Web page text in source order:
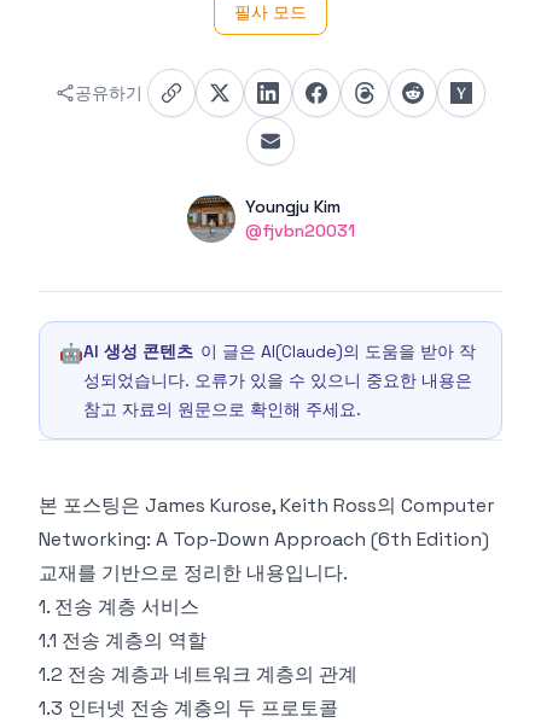
필사 모드
공유하기
Name
Youngju Kim
Twitter
@fjvbn20031
🤖AI 생성 콘텐츠 이 글은 AI(Claude)의 도움을 받아 작
성되었습니다. 오류가 있을 수 있으니 중요한 내용은
참고 자료의 원문으로 확인해 주세요.
본 포스팅은 James Kurose, Keith Ross의 Computer
Networking: A Top-Down Approach (6th Edition)
교재를 기반으로 정리한 내용입니다.
1. 전송 계층 서비스
1.1 전송 계층의 역할
1.2 전송 계층과 네트워크 계층의 관계
1.3 인터넷 전송 계층의 두 프로토콜